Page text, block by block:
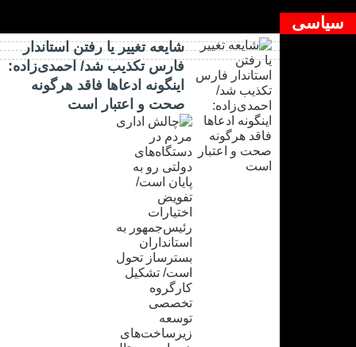
سیاسی
شایعه تغییر یا رفتن استاندار
فارس تکذیب شد/ احمدی‌زاده:
اینگونه ادعاها فاقد هرگونه
صحت و اعتبار است